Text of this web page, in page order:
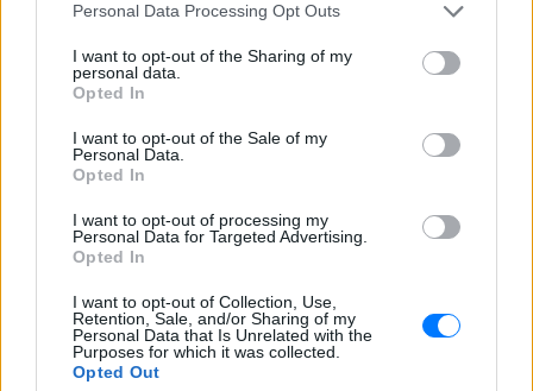
Personal Data Processing Opt Outs
I want to opt-out of the Sharing of my
personal data.
Opted In
I want to opt-out of the Sale of my
Personal Data.
Opted In
I want to opt-out of processing my
Personal Data for Targeted Advertising.
Opted In
I want to opt-out of Collection, Use,
Retention, Sale, and/or Sharing of my
Personal Data that Is Unrelated with the
Purposes for which it was collected.
Opted Out
ΔΕΙΤΕ ΕΠΙΣΗΣ
ΣΤΗΝ ΙΔΙΑ ΚΑΤΗΓΟΡΙΑ